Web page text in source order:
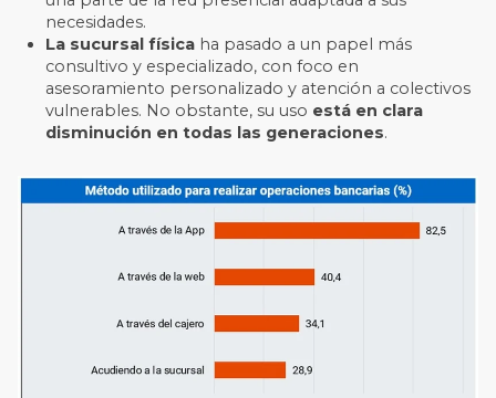
necesidades.
La sucursal física ha pasado a un papel más
consultivo y especializado, con foco en
asesoramiento personalizado y atención a colectivos
vulnerables. No obstante, su uso está en clara
disminución en todas las generaciones.